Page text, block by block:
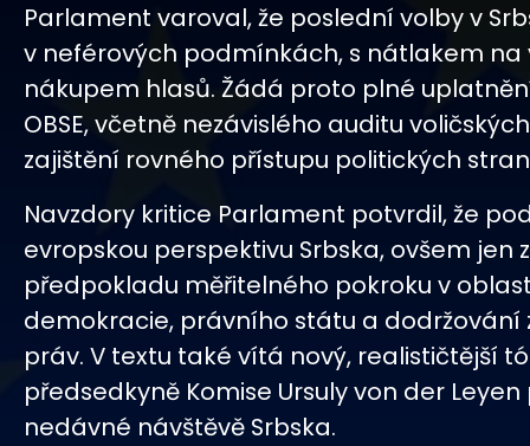
Parlament varoval, že poslední volby v
v neférových podmínkách, s nátlakem na
nákupem hlasů. Žádá proto plné
OBSE, včetně nezávislého auditu
zajištění rovného přístupu politických
Navzdory kritice Parlament potvrdil, že
evropskou perspektivu Srbska, ovšem jen
předpokladu měřitelného pokroku v
demokracie, právního státu a dodržování
práv. V textu také vítá nový, realističtější
předsedkyně Komise Ursuly von der Leyen
nedávné návštěvě Srbska.